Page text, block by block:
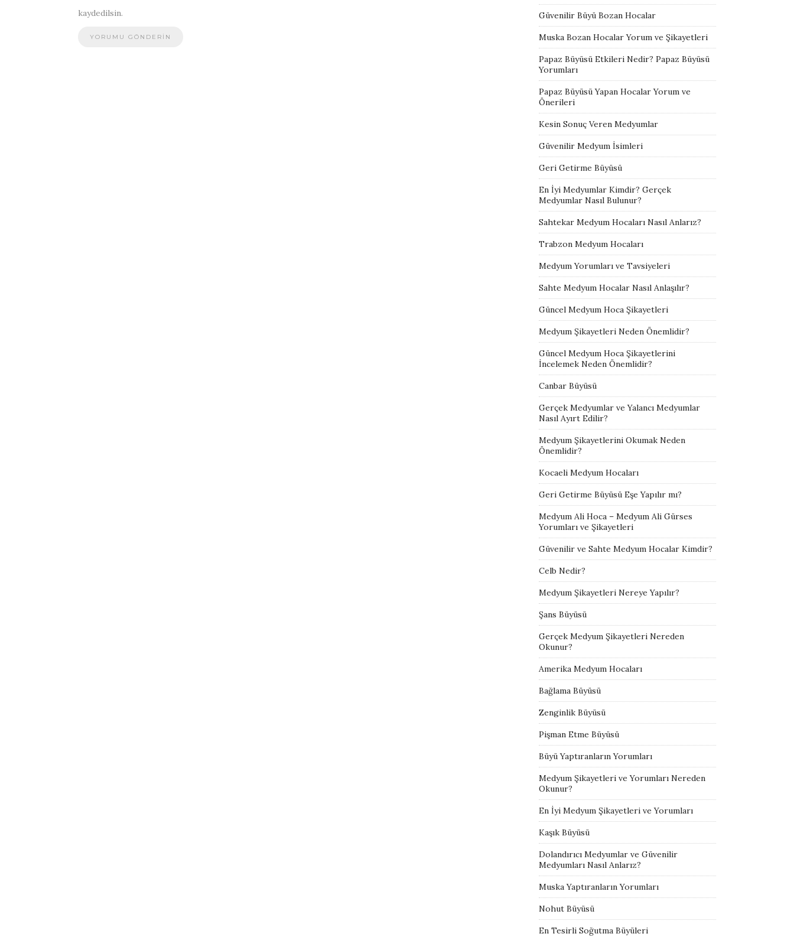
kaydedilsin.
Güvenilir Büyü Bozan Hocalar
Muska Bozan Hocalar Yorum ve Şikayetleri
Papaz Büyüsü Etkileri Nedir? Papaz Büyüsü
Yorumları
Papaz Büyüsü Yapan Hocalar Yorum ve
Önerileri
Kesin Sonuç Veren Medyumlar
Güvenilir Medyum İsimleri
Geri Getirme Büyüsü
En İyi Medyumlar Kimdir? Gerçek
Medyumlar Nasıl Bulunur?
Sahtekar Medyum Hocaları Nasıl Anlarız?
Trabzon Medyum Hocaları
Medyum Yorumları ve Tavsiyeleri
Sahte Medyum Hocalar Nasıl Anlaşılır?
Güncel Medyum Hoca Şikayetleri
Medyum Şikayetleri Neden Önemlidir?
Güncel Medyum Hoca Şikayetlerini
İncelemek Neden Önemlidir?
Canbar Büyüsü
Gerçek Medyumlar ve Yalancı Medyumlar
Nasıl Ayırt Edilir?
Medyum Şikayetlerini Okumak Neden
Önemlidir?
Kocaeli Medyum Hocaları
Geri Getirme Büyüsü Eşe Yapılır mı?
Medyum Ali Hoca – Medyum Ali Gürses
Yorumları ve Şikayetleri
Güvenilir ve Sahte Medyum Hocalar Kimdir?
Celb Nedir?
Medyum Şikayetleri Nereye Yapılır?
Şans Büyüsü
Gerçek Medyum Şikayetleri Nereden
Okunur?
Amerika Medyum Hocaları
Bağlama Büyüsü
Zenginlik Büyüsü
Pişman Etme Büyüsü
Büyü Yaptıranların Yorumları
Medyum Şikayetleri ve Yorumları Nereden
Okunur?
En İyi Medyum Şikayetleri ve Yorumları
Kaşık Büyüsü
Dolandırıcı Medyumlar ve Güvenilir
Medyumları Nasıl Anlarız?
Muska Yaptıranların Yorumları
Nohut Büyüsü
En Tesirli Soğutma Büyüleri